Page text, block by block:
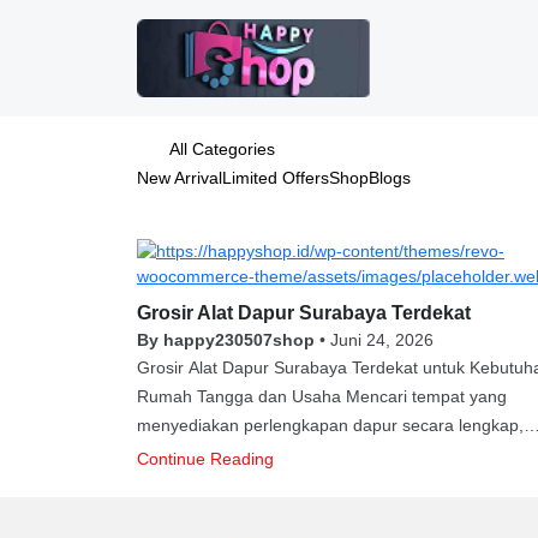
All Categories
New ArrivalLimited OffersShopBlogs
Grosir Alat Dapur Surabaya Terdekat
By happy230507shop • Juni 24, 2026
Grosir Alat Dapur Surabaya Terdekat untuk
Rumah Tangga dan Usaha Mencari tempat yang
menyediakan perlengkapan dapur secara lengkap,
mudah dijangkau, dan terpercaya di Surabaya
Continue Reading